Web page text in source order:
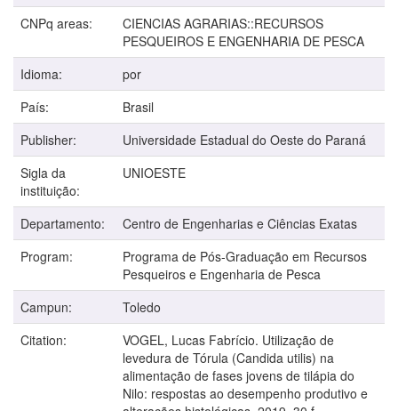
CNPq areas:
CIENCIAS AGRARIAS::RECURSOS
PESQUEIROS E ENGENHARIA DE PESCA
Idioma:
por
País:
Brasil
Publisher:
Universidade Estadual do Oeste do Paraná
Sigla da
instituição:
UNIOESTE
Departamento:
Centro de Engenharias e Ciências Exatas
Program:
Programa de Pós-Graduação em Recursos
Pesqueiros e Engenharia de Pesca
Campun:
Toledo
Citation:
VOGEL, Lucas Fabrício. Utilização de
levedura de Tórula (Candida utilis) na
alimentação de fases jovens de tilápia do
Nilo: respostas ao desempenho produtivo e